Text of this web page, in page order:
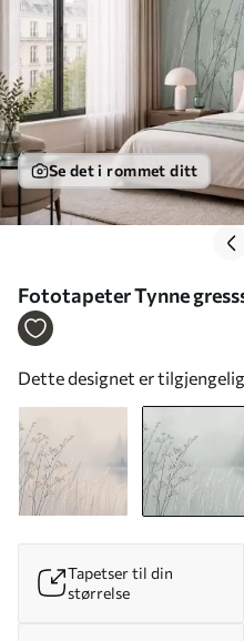
Se det i rommet ditt
Fototapeter Tynne
naturlig bakgrunn Nr.
Dette designet er
Tapetser til din
størrelse